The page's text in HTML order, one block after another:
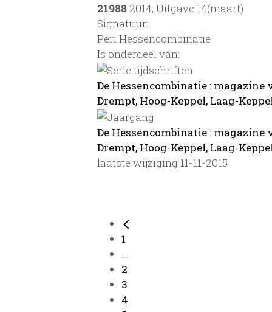
21988 2014, Uitgave 14(maart)
Signatuur:
Peri Hessencombinatie
Is onderdeel van:
De Hessencombinatie :
Drempt, Hoog-Keppel, Laag-
De Hessencombinatie :
Drempt, Hoog-Keppel, Laag-
laatste wijziging 11-11-2015
1
...
2
3
4